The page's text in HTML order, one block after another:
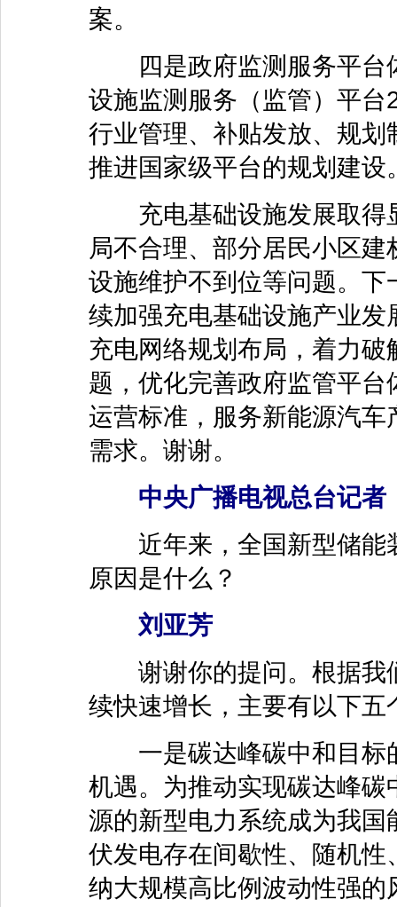
案。
四是政府监测服务平台
设施监测服务（监管）平
行业管理、补贴发放、规
推进国家级平台的规划建设
充电基础设施发展取得
局不合理、部分居民小区
设施维护不到位等问题。
续加强充电基础设施产业
充电网络规划布局，着力
题，优化完善政府监管平
运营标准，服务新能源汽
需求。谢谢。
中央广播电视总台记者
近年来，全国新型储能
原因是什么？
刘亚芳
谢谢你的提问。根据我
续快速增长，主要有以下五
一是碳达峰碳中和目标
机遇。为推动实现碳达峰
源的新型电力系统成为我
伏发电存在间歇性、随机
纳大规模高比例波动性强